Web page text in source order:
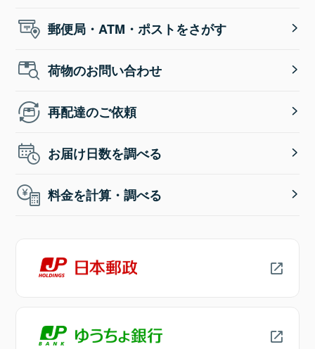
郵便局・ATM・ポストをさがす
荷物のお問い合わせ
再配達のご依頼
お届け日数を調べる
料金を計算・調べる